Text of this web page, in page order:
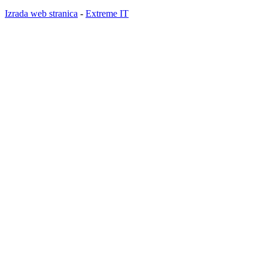
Izrada web stranica - Extreme IT